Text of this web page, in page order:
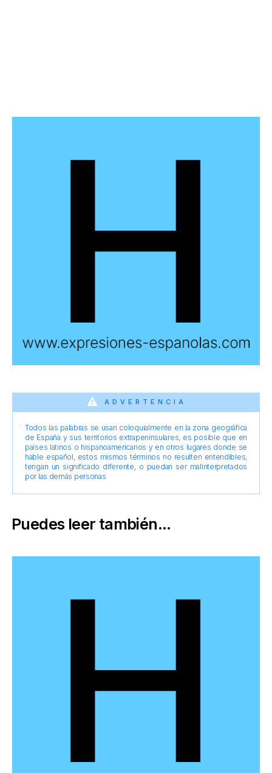
ADVERTENCIA
Todos las palabras se usan coloquialmente en la zona geográfica
de España y sus territorios extrapeninsulares, es posible que en
países latinos o hispanoamericanos y en otros lugares donde se
hable español, estos mismos términos no resulten entendibles,
tengan un significado diferente, o puedan ser malinterpretados
por las demás personas
Puedes leer también...